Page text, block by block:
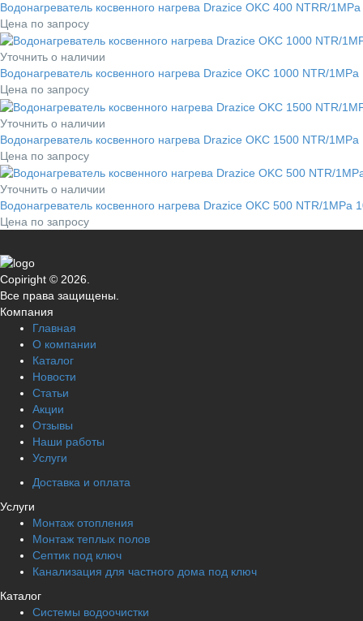
Водонагреватель косвенного нагрева Drazice OKC 400 NTRR/
Цена по запросу
Уточнить о наличии
Водонагреватель косвенного нагрева Drazice OKC 1000 NTR/
Цена по запросу
Уточнить о наличии
Водонагреватель косвенного нагрева Drazice OKC 1500 NTR/
Цена по запросу
Уточнить о наличии
Водонагреватель косвенного нагрева Drazice OKC 500 NTR/1MPa
Цена по запросу
Copiright © 2026.
Все права защищены.
Компания
Главная
О компании
Каталог
Новости
Статьи
Акции
Отзывы
Наши работы
Услуги
Доставка и оплата
Услуги
Монтаж отопления
Монтаж теплых полов
Септик под ключ
Канализация для частного дома под ключ
Каталог
Системы водоочистки